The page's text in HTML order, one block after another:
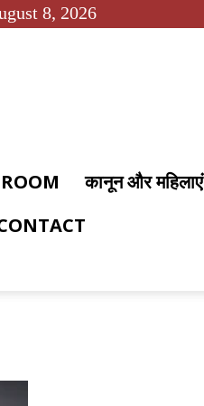
8, 2026
कानून और महिलाएं